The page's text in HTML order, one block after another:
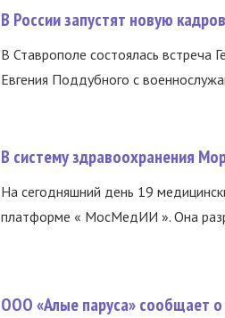
В России запустят новую
В Ставрополе состоялась встреча
Евгения Поддубного с
В систему здравоохранения
На сегодняшний день 19
платформе « МосМедИИ ». Она
ООО «Алые паруса» сообщает о